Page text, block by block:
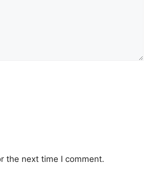
the next time I comment.